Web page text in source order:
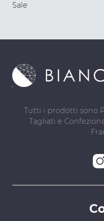
Sale
Tutti i prodotti sono
Tagliati e